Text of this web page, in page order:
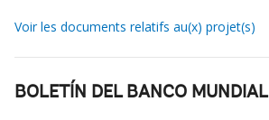
Voir les documents relatifs au(x) projet(s)
BOLETÍN DEL BANCO MUNDIAL